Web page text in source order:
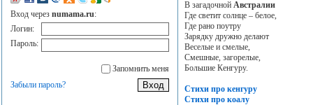
Вход через numama.ru:
Логин:
Пароль:
Запомнить меня
Забыли пароль?
В загадочной Австралии
Где светит солнце – белое,
Где рано поутру
Зарядку дружно делают
Веселые и смелые,
Смешные, загорелые,
Большие Кенгуру.
Стихи про кенгуру
Стихи про коалу